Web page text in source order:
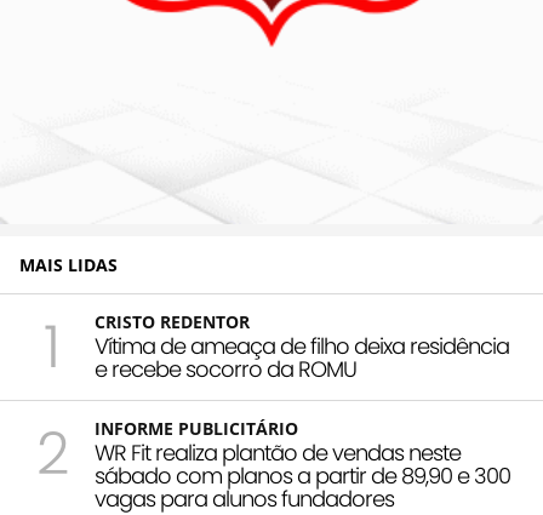
MAIS LIDAS
1 CRISTO REDENTOR
Vítima de ameaça de filho deixa residência
e recebe socorro da ROMU
2 INFORME PUBLICITÁRIO
WR Fit realiza plantão de vendas neste
sábado com planos a partir de 89,90 e 300
vagas para alunos fundadores